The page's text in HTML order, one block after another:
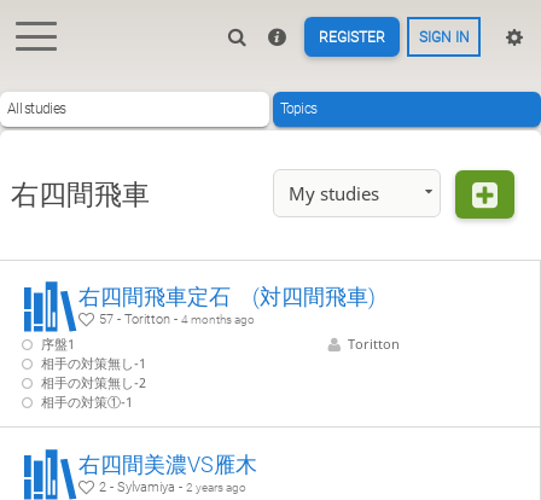
REGISTER SIGN IN
All studies Topics
右四間飛車 My studies
右四間飛車定石 (対四間飛車)
57 - Toritton -4 months ago
序盤1
相手の対策無し-1
相手の対策無し-2
相手の対策①-1
Toritton
右四間美濃VS雁木
2 - Sylvamiya -2 years ago